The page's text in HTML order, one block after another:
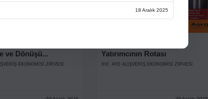
ve Dönüşü...
EKONOMİSİ ZİRVESİ
Yatırımcının Rotası
XVI. AYD ALIŞVERİŞ EKONOMİSİ ZİRVESİ
18 Aralık 2025